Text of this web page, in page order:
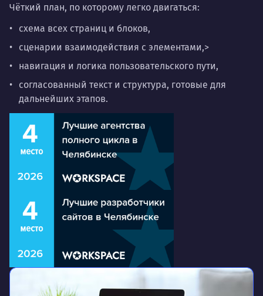
Чёткий план, по которому легко двигаться:
схема всех страниц и блоков,
сценарии взаимодействия с элементами,>
навигация и логика пользовательского пути,
согласованный текст и структура, готовые для
дальнейших этапов.